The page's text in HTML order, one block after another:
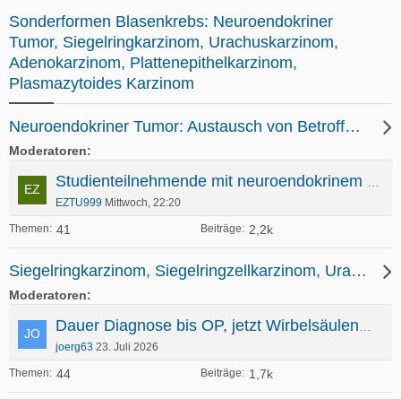
Sonderformen Blasenkrebs: Neuroendokriner
Tumor, Siegelringkarzinom, Urachuskarzinom,
Adenokarzinom, Plattenepithelkarzinom,
Plasmazytoides Karzinom
Neuroendokriner Tumor: Austausch von Betroffenen und Angehörigen
Moderatoren
Themen 41 Beiträge 2,2k
EZTU999 Mittwoch, 22:20
Siegelringkarzinom, Siegelringzellkarzinom, Urachuskarzinom, Adenokarzinom, Plattenepithelkarzinom, Plasmazytoides UK
Moderatoren
Themen 44 Beiträge 1,7k
joerg63 23. Juli 2026